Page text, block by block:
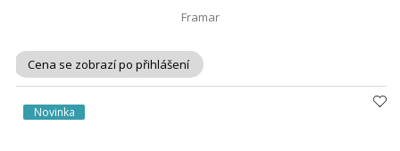
Framar
Cena se zobrazí po přihlášení
Novinka